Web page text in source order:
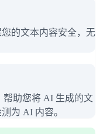
的文本内容安全，无
帮助您将 AI 生成的文
为 AI 内容。